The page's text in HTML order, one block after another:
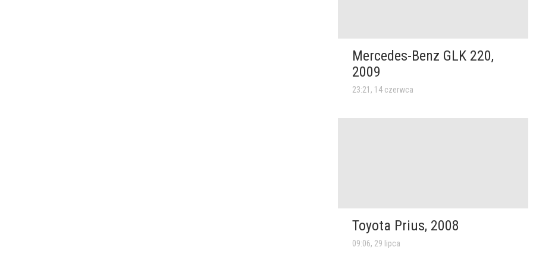
Mercedes-Benz GLK 220,
2009
23:21, 14 czerwca
Toyota Prius, 2008
09:06, 29 lipca